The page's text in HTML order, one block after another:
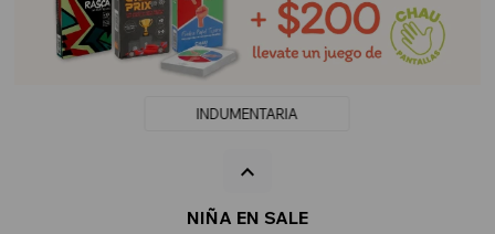
INDUMENTARIA
NIÑA EN SALE